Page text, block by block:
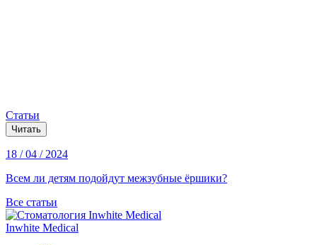
Статьи
Читать
18 / 04 / 2024
Всем ли детям подойдут межзубные ёршики?
Все статьи
Inwhite Medical